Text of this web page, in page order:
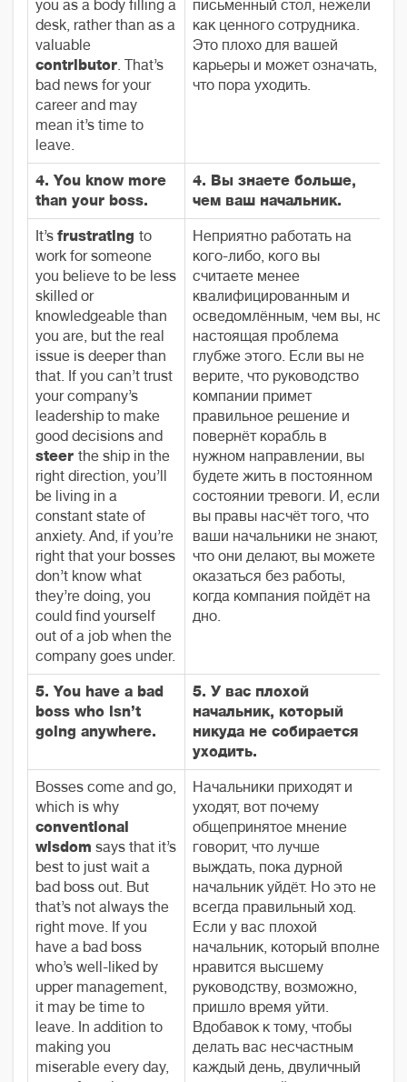
you as a body filling a
desk, rather than as a
valuable
contributor. That’s
bad news for your
career and may
mean it’s time to
leave.
письменный стол, нежели
как ценного сотрудника.
Это плохо для вашей
карьеры и может означать,
что пора уходить.
4. You know more
than your boss.
4. Вы знаете больше,
чем ваш начальник.
It’s frustrating to
work for someone
you believe to be less
skilled or
knowledgeable than
you are, but the real
issue is deeper than
that. If you can’t trust
your company’s
leadership to make
good decisions and
steer the ship in the
right direction, you’ll
be living in a
constant state of
anxiety. And, if you’re
right that your bosses
don’t know what
they’re doing, you
could find yourself
out of a job when the
company goes under.
Неприятно работать на
кого-либо, кого вы
считаете менее
квалифицированным и
осведомлённым, чем вы, но
настоящая проблема
глубже этого. Если вы не
верите, что руководство
компании примет
правильное решение и
повернёт корабль в
нужном направлении, вы
будете жить в постоянном
состоянии тревоги. И, если
вы правы насчёт того, что
ваши начальники не знают,
что они делают, вы можете
оказаться без работы,
когда компания пойдёт на
дно.
5. You have a bad
boss who isn’t
going anywhere.
5. У вас плохой
начальник, который
никуда не собирается
уходить.
Bosses come and go,
which is why
conventional
wisdom says that it’s
best to just wait a
bad boss out. But
that’s not always the
right move. If you
have a bad boss
who’s well-liked by
upper management,
it may be time to
leave. In addition to
making you
miserable every day,
Начальники приходят и
уходят, вот почему
общепринятое мнение
говорит, что лучше
выждать, пока дурной
начальник уйдёт. Но это не
всегда правильный ход.
Если у вас плохой
начальник, который вполне
нравится высшему
руководству, возможно,
пришло время уйти.
Вдобавок к тому, чтобы
делать вас несчастным
каждый день, двуличный